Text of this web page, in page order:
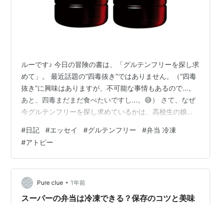
ルーです♪ 今日の冒険の書は、「グルテンフリーを探し求
めて」。 最近話題の“四毒抜き”ではありません。（“四毒
抜き”に興味はありますが、不可能な事情もあるので…。
あと、四毒まだまだ食べたいですし…。😅） さて、なぜ
今グルテンフリーを探し求めているかは、高校生の娘の
かもしれないと思っているからです。 ２年前くらいから
娘はお醤油やタレが唇についたときにかゆいと言い始め
ました。だんだん唇が少し腫れたようになってきて、１
年前に小麦の入っていない醤油↓（アフィリエイトでは
ありませぬ） イチビキ 小麦を使わない丸大豆しょうゆ
500ml×2本 イチビキ A…
#日記 #エッセイ #グルテンフリー #弁当 冷凍
#アトピー
Pure clue • 1年前
スーパーの弁当は冷凍できる？保存のコツと美味